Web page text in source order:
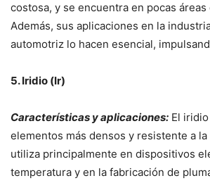
costosa, y se encuentra en pocas áreas
Además, sus aplicaciones en la
automotriz lo hacen esencial,
5. Iridio (Ir)
Características y aplicaciones: El
elementos más densos y resistente a
utiliza principalmente en dispositivos
temperatura y en la fabricación de